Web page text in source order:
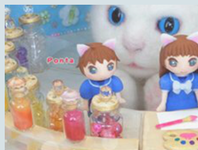
内
容
を
ス
キ
ッ
プ